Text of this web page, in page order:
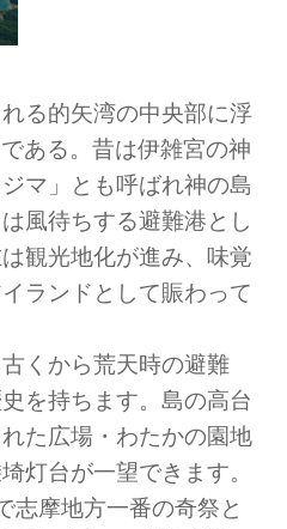
る的矢湾の中央部に浮
ある。昔は伊雑宮の神
マ」とも呼ばれ神の島
風待ちする避難港とし
観光地化が進み、味覚
ランドとして賑わって
くから荒天時の避難
を持ちます。島の高台
た広場・わたかの園地
灯台が一望できます。
志摩地方一番の奇祭と